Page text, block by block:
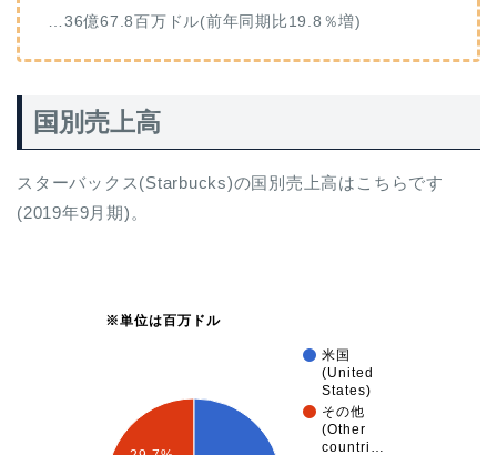
…36億67.8百万ドル(前年同期比19.8％増)
国別売上高
スターバックス(Starbucks)の国別売上高はこちらです
(2019年9月期)。
※単位は百万ドル
米国
(United
States)
その他
(Other
countri…